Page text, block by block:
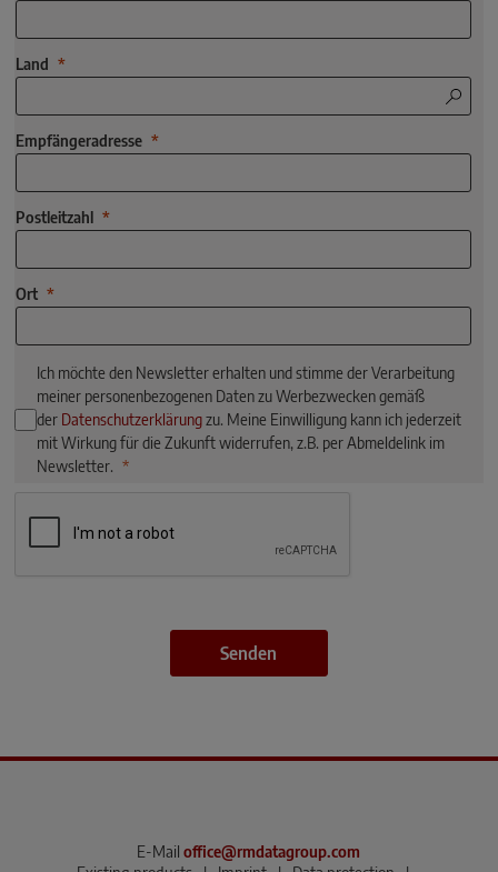
Land
Empfängeradresse
Postleitzahl
Ort
Ich möchte den Newsletter erhalten und stimme der Verarbeitung
meiner personenbezogenen Daten zu Werbezwecken gemäß
der Datenschutzerklärungzu. Meine Einwilligung kann ich jederzeit
mit Wirkung für die Zukunft widerrufen, z.B. per Abmeldelink im
Newsletter.
Senden
E-Mailoffice@rmdatagroup.com